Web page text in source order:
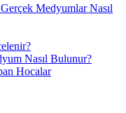
Medyumlar Nasıl
Nasıl Bulunur?
Hocalar